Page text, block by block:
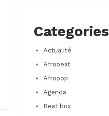
Categories
Actualité
Afrobeat
Afropop
Agenda
Beat box